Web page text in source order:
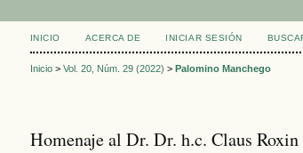
INICIO ACERCA DE INICIAR SESIÓN
Inicio> Vol. 20, Núm. 29 (2022) > Palomino Manchego
Homenaje al Dr. Dr. h.c. Claus Roxin